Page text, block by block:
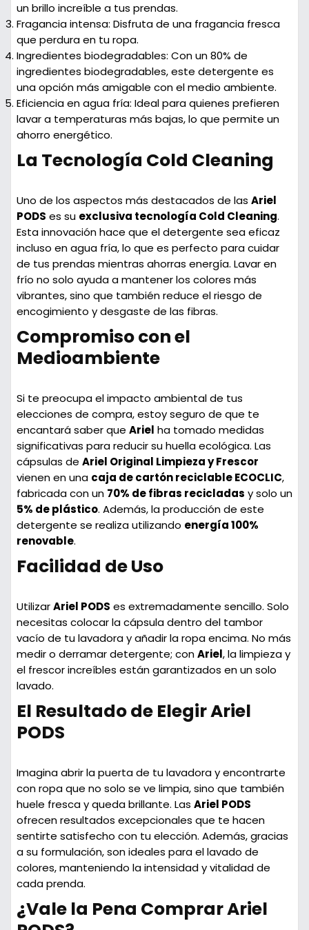
un brillo increíble a tus prendas.
Fragancia intensa: Disfruta de una fragancia fresca
que perdura en tu ropa.
Ingredientes biodegradables: Con un80% de
ingredientes biodegradables, este detergente es
una opción más amigable con el medio ambiente.
Eficiencia en agua fría: Ideal para quienes prefieren
lavar a temperaturas más bajas, lo que permite un
ahorro energético.
La Tecnología Cold Cleaning
Uno de los aspectos más destacados de las Ariel
PODS es su exclusiva tecnología Cold Cleaning.
Esta innovación hace que el detergente sea eficaz
incluso en agua fría, lo que es perfecto para cuidar
de tus prendas mientras ahorras energía. Lavar en
frío no solo ayuda a mantener los colores más
vibrantes, sino que también reduce el riesgo de
encogimiento y desgaste de las fibras.
Compromiso con el
Medioambiente
Si te preocupa el impacto ambiental de tus
elecciones de compra, estoy seguro de que te
encantará saber que Ariel ha tomado medidas
significativas para reducir su huella ecológica. Las
cápsulas de Ariel Original Limpieza y Frescor
vienen en una caja de cartón reciclable ECOCLIC,
fabricada con un 70% de fibras recicladas y solo un
5% de plástico. Además, la producción de este
detergente se realiza utilizando energía 100%
renovable.
Facilidad de Uso
UtilizarAriel PODS es extremadamente sencillo. Solo
necesitas colocar la cápsula dentro del tambor
vacío de tu lavadora y añadir la ropa encima. No más
medir o derramar detergente; conAriel, la limpieza y
el frescor increíbles están garantizados en un solo
lavado.
El Resultado de Elegir Ariel
PODS
Imagina abrir la puerta de tu lavadora y encontrarte
con ropa que no solo se ve limpia, sino que también
huele fresca y queda brillante. Las Ariel PODS
ofrecen resultados excepcionales que te hacen
sentirte satisfecho con tu elección. Además, gracias
a su formulación, son ideales para el lavado de
colores, manteniendo la intensidad y vitalidad de
cada prenda.
¿Vale la Pena Comprar Ariel